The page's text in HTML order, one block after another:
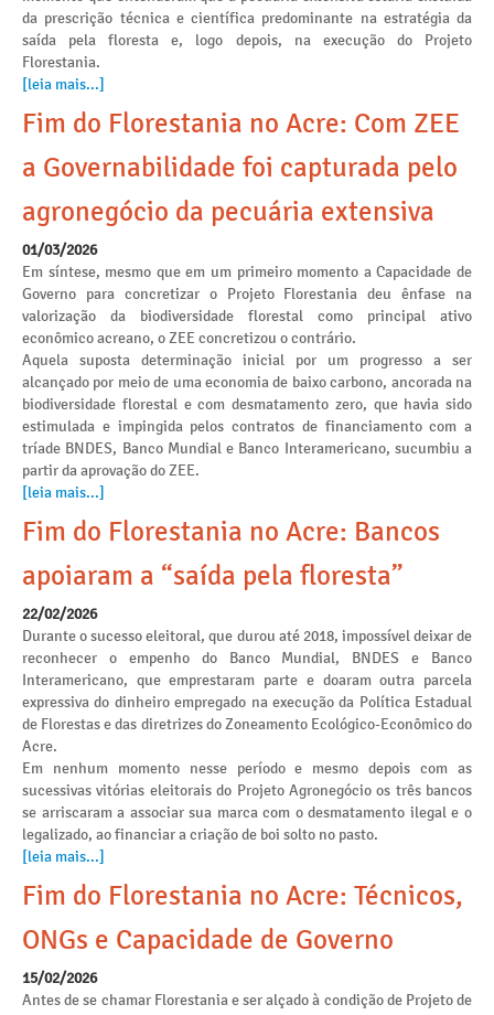
da prescrição técnica e científica predominante na estratégia da
saída pela floresta e, logo depois, na execução do Projeto
Florestania.
[leia mais...]
Fim do Florestania no Acre: Com ZEE
a Governabilidade foi capturada pelo
agronegócio da pecuária extensiva
01/03/2026
Em síntese, mesmo que em um primeiro momento a Capacidade de
Governo para concretizar o Projeto Florestania deu ênfase na
valorização da biodiversidade florestal como principal ativo
econômico acreano, o ZEE concretizou o contrário.
Aquela suposta determinação inicial por um progresso a ser
alcançado por meio de uma economia de baixo carbono, ancorada na
biodiversidade florestal e com desmatamento zero, que havia sido
estimulada e impingida pelos contratos de financiamento com a
tríade BNDES, Banco Mundial e Banco Interamericano, sucumbiu a
partir da aprovação do ZEE.
[leia mais...]
Fim do Florestania no Acre: Bancos
apoiaram a “saída pela floresta”
22/02/2026
Durante o sucesso eleitoral, que durou até 2018, impossível deixar de
reconhecer o empenho do Banco Mundial, BNDES e Banco
Interamericano, que emprestaram parte e doaram outra parcela
expressiva do dinheiro empregado na execução da Política Estadual
de Florestas e das diretrizes do Zoneamento Ecológico-Econômico do
Acre.
Em nenhum momento nesse período e mesmo depois com as
sucessivas vitórias eleitorais do Projeto Agronegócio os três bancos
se arriscaram a associar sua marca com o desmatamento ilegal e o
legalizado, ao financiar a criação de boi solto no pasto.
[leia mais...]
Fim do Florestania no Acre: Técnicos,
ONGs e Capacidade de Governo
15/02/2026
Antes de se chamar Florestania e ser alçado à condição de Projeto de